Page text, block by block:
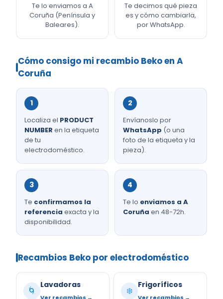
Te lo enviamos a A
Coruña (Península y
Baleares).
Te decimos qué pieza
es y cómo cambiarla,
por WhatsApp.
Cómo consigo mi recambio Beko en A
Coruña
1
Localiza el PRODUCT
NUMBER en la etiqueta
de tu
electrodoméstico.
2
Envíanoslo por
WhatsApp (o una
foto de la etiqueta y la
pieza).
3
Te confirmamos la
referencia exacta y la
disponibilidad.
4
Te lo enviamos a A
Coruña en 48-72h.
Recambios Beko por electrodoméstico
🌀
Lavadoras
Ver recambios →
❄️
Frigoríficos
Ver recambios →